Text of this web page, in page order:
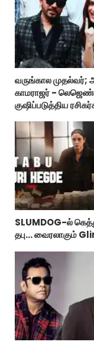
வருங்கால முதல்வர்;
காமராஜர் -
குஷிப்படுத்திய
SLUMDOG-ல்
தபு... வைரலாகும்